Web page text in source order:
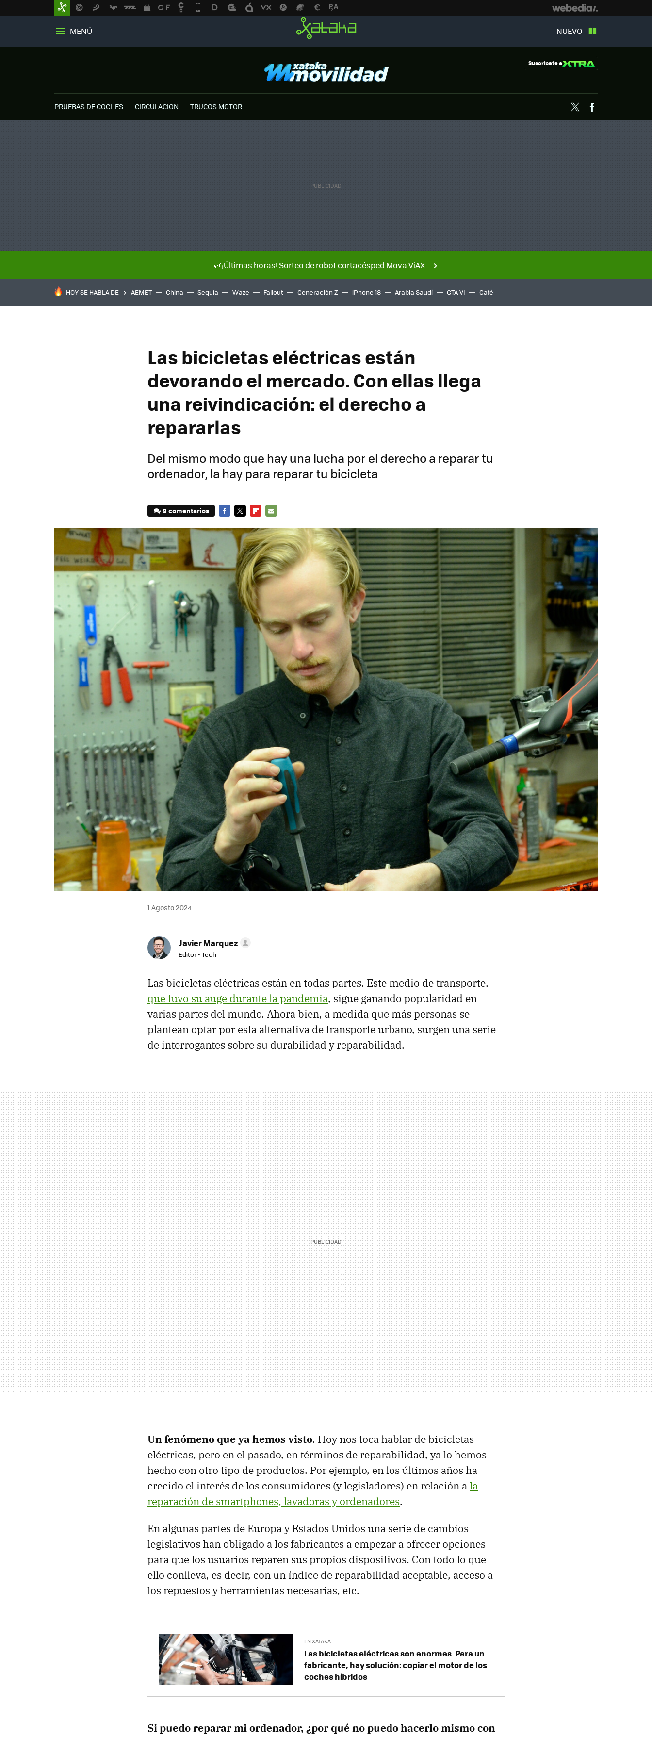
MENÚ NUEVO
Suscríbete a
PRUEBAS DE COCHES CIRCULACION TRUCOS MOTOR Twitter
🌿¡Últimas horas! Sorteo de robot cortacésped Mova ViAX
HOY SE HABLA DE AEMET China Sequía Waze Fallout Generación Z iPhone 18 Arabia Saudí GTA VI Café
Las bicicletas eléctricas están
devorando el mercado. Con ellas llega
una reivindicación: el derecho a
repararlas
Del mismo modo que hay una lucha por el derecho a reparar tu
ordenador, la hay para reparar tu bicicleta
9 comentarios
MAIL
1 Agosto 2024
Javier Marquez
Editor - Tech
Las bicicletas eléctricas están en todas partes. Este medio de transporte,
que tuvo su auge durante la pandemia, sigue ganando popularidad en
varias partes del mundo. Ahora bien, a medida que más personas se
plantean optar por esta alternativa de transporte urbano, surgen una serie
de interrogantes sobre su durabilidad y reparabilidad.
Un fenómeno que ya hemos visto. Hoy nos toca hablar de bicicletas
eléctricas, pero en el pasado, en términos de reparabilidad, ya lo hemos
hecho con otro tipo de productos. Por ejemplo, en los últimos años ha
crecido el interés de los consumidores (y legisladores) en relación ala
reparación de smartphones, lavadoras y ordenadores.
En algunas partes de Europa y Estados Unidos una serie de cambios
legislativos han obligado a los fabricantes a empezar a ofrecer opciones
para que los usuarios reparen sus propios dispositivos. Con todo lo que
ello conlleva, es decir, con un índice de reparabilidad aceptable, acceso a
los repuestos y herramientas necesarias, etc.
EN XATAKA
Las bicicletas eléctricas son enormes. Para un
fabricante, hay solución: copiar el motor de los
coches híbridos
Si puedo reparar mi ordenador, ¿por qué no puedo hacerlo mismo con